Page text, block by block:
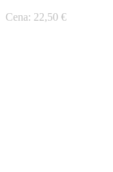
Cena: 22,50 €